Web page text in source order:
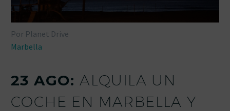
Por Planet Drive
Marbella
23 AGO:ALQUILA UN
COCHE EN MARBELLA Y